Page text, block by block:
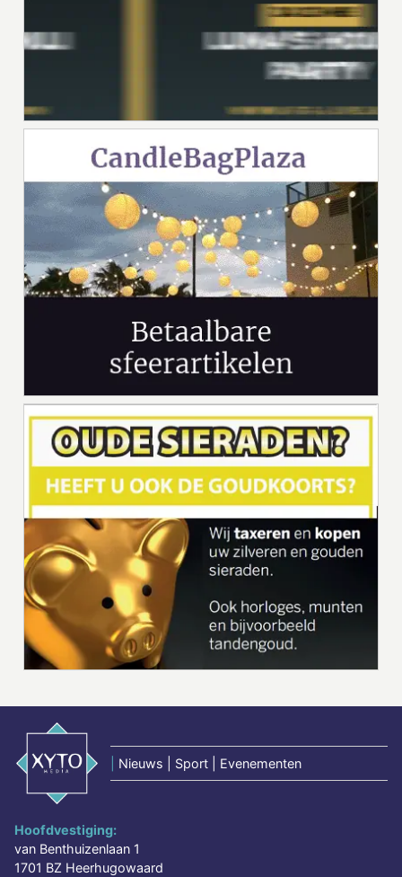
Nieuws | Sport | Evenementen
Hoofdvestiging:
van Benthuizenlaan 1
1701 BZ Heerhugowaard